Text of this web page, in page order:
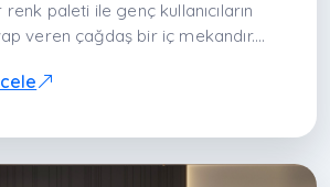
paleti ile genç kullanıcıların
veren çağdaş bir iç mekandır.
ve depolama fonksiyonlarını net
ferah, kullanışlı ve estetik bir